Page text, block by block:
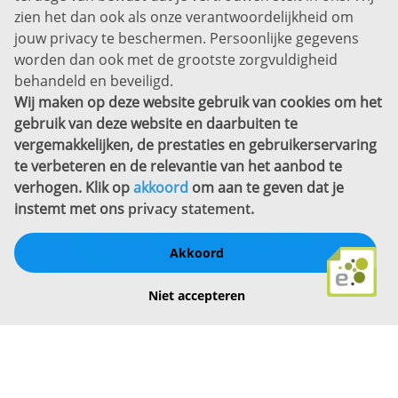
Privacyverklaring
Sitemap
Copyright
Bekijk ook eens
zien het dan ook als onze verantwoordelijkheid om
jouw privacy te beschermen. Persoonlijke gegevens
worden dan ook met de grootste zorgvuldigheid
behandeld en beveiligd.
Wij maken op deze website gebruik van cookies om het
gebruik van deze website en daarbuiten te
vergemakkelijken, de prestaties en gebruikerservaring
te verbeteren en de relevantie van het aanbod te
verhogen. Klik opakkoord om aan te geven dat je
instemt met ons privacy statement.
Akkoord
Niet accepteren